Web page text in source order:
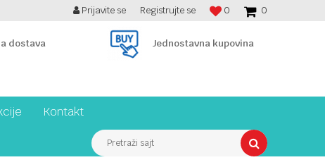
TELEFON 061/7314275 0
0
Prijavite se Registrujte se
dostava Jednostavna kupovina
Kontakt
Pretraži sajt